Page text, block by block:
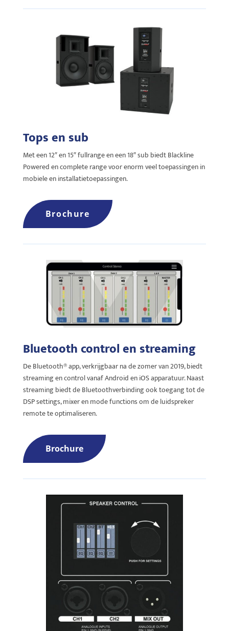
Tops en sub
Met een 12″ en 15″ fullrange en een 18″ sub biedt Blackline
Powered en complete range voor enorm veel toepassingen in
mobiele en installatietoepassingen.
Brochure
Bluetooth control en streaming
De Bluetooth® app, verkrijgbaar na de zomer van 2019, biedt
streaming en control vanaf Android en iOS apparatuur. Naast
streaming biedt de Bluetoothverbinding ook toegang tot de
DSP settings, mixer en mode functions om de luidspreker
remote te optimaliseren.
Brochure